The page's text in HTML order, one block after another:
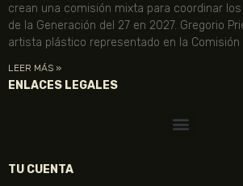
crean una comisión mixta para coordinar
de la Generación del 27 en 2027. Gregorio
artista plástico representado en la Comisión
LEER MÁS »
ENLACES LEGALES
TU CUENTA